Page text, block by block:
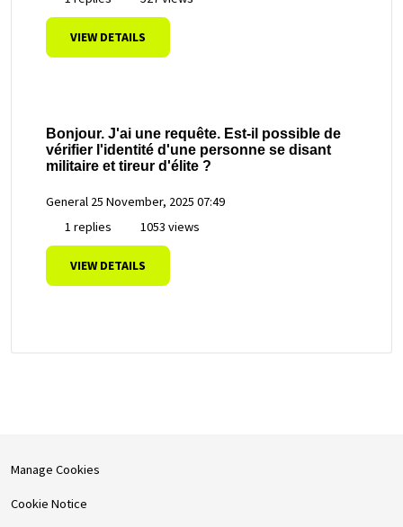
VIEW DETAILS
Bonjour. J'ai une requête. Est-il possible de
vérifier l'identité d'une personne se disant
militaire et tireur d'élite ?
General 25 November, 2025 07:49
1 replies
1053 views
VIEW DETAILS
Manage Cookies
Cookie Notice